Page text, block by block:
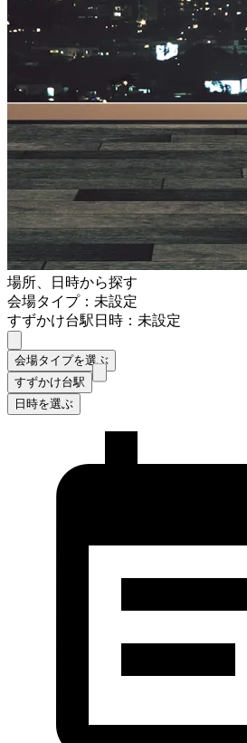
場所、日時から探す
会場タイプ：未設定
すずかけ台駅日時：未設定
会場タイプを選ぶ
すずかけ台駅
日時を選ぶ